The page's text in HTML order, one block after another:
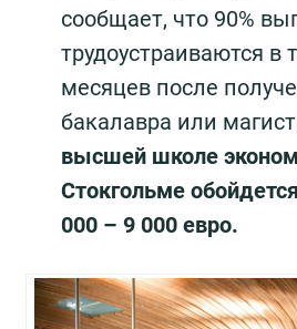
сообщает, что 90%
трудоустраиваются в
месяцев после
бакалавра или
высшей школе
Стокгольме
000 – 9 000 евро.